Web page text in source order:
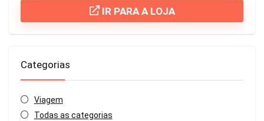
IR PARA A LOJA
Categorias
Viagem
Todas as categorias